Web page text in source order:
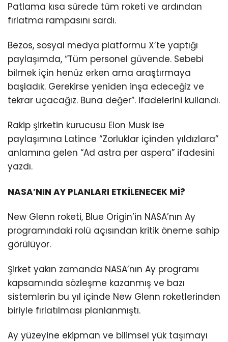
Patlama kısa sürede tüm roketi ve ardından
fırlatma rampasını sardı.
Bezos, sosyal medya platformu X’te yaptığı
paylaşımda, “Tüm personel güvende. Sebebi
bilmek için henüz erken ama araştırmaya
başladık. Gerekirse yeniden inşa edeceğiz ve
tekrar uçacağız. Buna değer”. ifadelerini kullandı.
Rakip şirketin kurucusu Elon Musk ise
paylaşımına Latince “Zorluklar içinden yıldızlara”
anlamına gelen “Ad astra per aspera” ifadesini
yazdı.
NASA’NIN AY PLANLARI ETKİLENECEK Mİ?
New Glenn roketi, Blue Origin’in NASA’nın Ay
programındaki rolü açısından kritik öneme sahip
görülüyor.
Şirket yakın zamanda NASA’nın Ay programı
kapsamında sözleşme kazanmış ve bazı
sistemlerin bu yıl içinde New Glenn roketlerinden
biriyle fırlatılması planlanmıştı.
Ay yüzeyine ekipman ve bilimsel yük taşımayı